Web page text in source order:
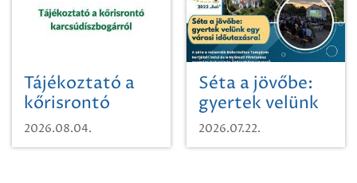
Tájékoztató a
kőrisrontó
karcsúdíszbogárról
2026.08.04.
Séta a jövőbe:
gyertek velünk
egy városi
időutazásra!
2026.07.22.